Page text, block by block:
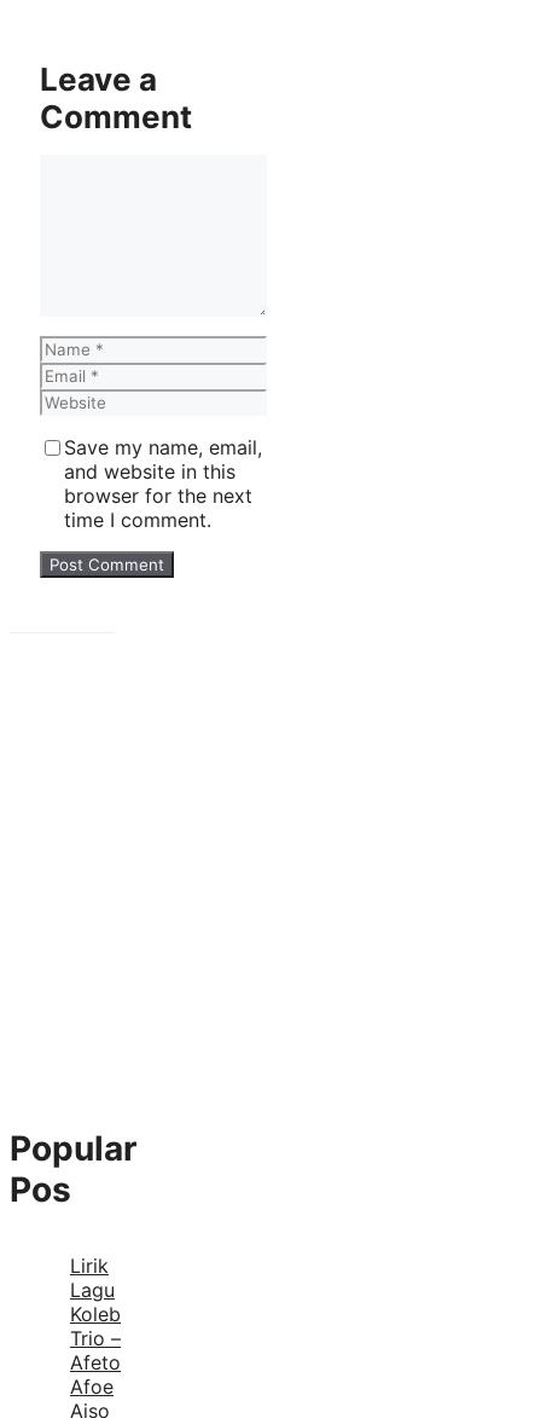
Leave a
Comment
Name
Email
Website
Save my name, email,
and website in this
browser for the next
time I comment.
Popular
Pos
Lirik
Lagu
Koleb
Trio –
Afeto
Afoe
Aiso